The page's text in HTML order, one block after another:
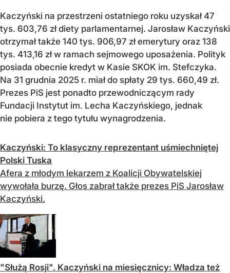
Kaczyński na przestrzeni ostatniego roku uzyskał 47
tys. 603,76 zł diety parlamentarnej. Jarosław Kaczyński
otrzymał także 140 tys. 906,97 zł emerytury oraz 138
tys. 413,16 zł w ramach sejmowego uposażenia. Polityk
posiada obecnie kredyt w Kasie SKOK im. Stefczyka.
Na 31 grudnia 2025 r. miał do spłaty 29 tys. 660,49 zł.
Prezes PiS jest ponadto przewodniczącym rady
Fundacji Instytut im. Lecha Kaczyńskiego, jednak
nie pobiera z tego tytułu wynagrodzenia.
Kaczyński: To klasyczny reprezentant uśmiechniętej
Polski Tuska
Afera z młodym lekarzem z Koalicji Obywatelskiej
wywołała burzę. Głos zabrał także prezes PiS Jarosław
Kaczyński.
"Służą Rosji". Kaczyński na miesięcznicy: Władza też